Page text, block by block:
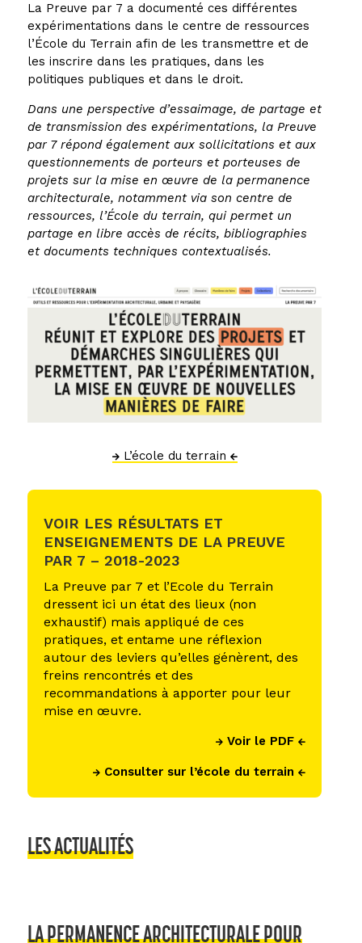
La Preuve par 7 a documenté ces différentes
expérimentations dans le centre de ressources
l’École du Terrain afin de les transmettre et de
les inscrire dans les pratiques, dans les
politiques publiques et dans le droit.
Dans une perspective d’essaimage, de partage et
de transmission des expérimentations, la Preuve
par 7 répond également aux sollicitations et aux
questionnements de porteurs et porteuses de
projets sur la mise en œuvre de la permanence
architecturale, notamment via son centre de
ressources, l’École du terrain, qui permet un
partage en libre accès de récits, bibliographies
et documents techniques contextualisés.
L’école du terrain
VOIR LES RÉSULTATS ET
ENSEIGNEMENTS DE LA PREUVE
PAR 7 – 2018-2023
La Preuve par 7 et l’Ecole du Terrain
dressent ici un état des lieux (non
exhaustif) mais appliqué de ces
pratiques, et entame une réflexion
autour des leviers qu’elles génèrent, des
freins rencontrés et des
recommandations à apporter pour leur
mise en œuvre.
Voir le PDF
Consulter sur l’école du terrain
LES ACTUALITÉS
LA PERMANENCE ARCHITECTURALE POUR